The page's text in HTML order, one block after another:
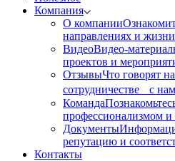
Компания
О компании
направлениях и
ВидеоВидео-
проектов и
ОтзывыЧто говорят
сотрудничестве с
Команда
профессионализмом
Документы
репутацию и
Контакты